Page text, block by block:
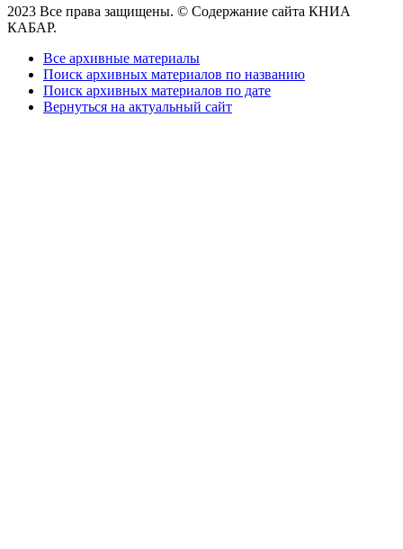
2023 Все права защищены. © Содержание сайта КНИА
КАБАР.
Все архивные материалы
Поиск архивных материалов по названию
Поиск архивных материалов по дате
Вернуться на актуальный сайт